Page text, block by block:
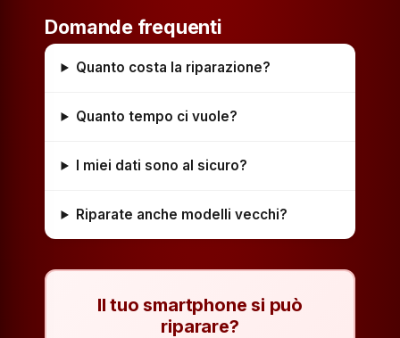
Domande frequenti
Quanto costa la riparazione?
Quanto tempo ci vuole?
I miei dati sono al sicuro?
Riparate anche modelli vecchi?
Il tuo smartphone si può
riparare?